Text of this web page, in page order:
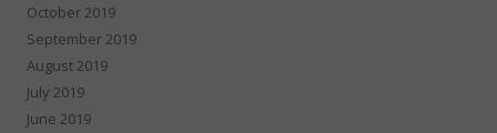
October 2019
September 2019
August 2019
July 2019
June 2019